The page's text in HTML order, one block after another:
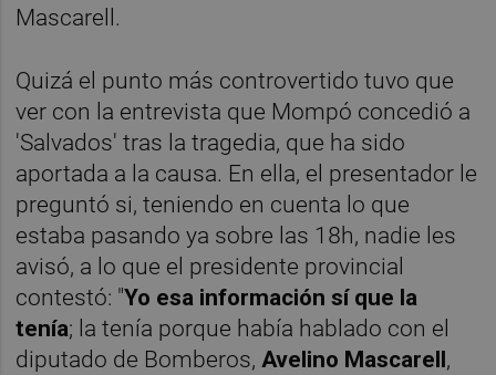
Mascarell.
Quizá el punto más controvertido tuvo que
ver con la entrevista que Mompó concedió a
'Salvados' tras la tragedia, que ha sido
aportada a la causa. En ella, el presentador le
preguntó si, teniendo en cuenta lo que
estaba pasando ya sobre las 18h, nadie les
avisó, a lo que el presidente provincial
contestó: "Yo esa información sí que la
tenía; la tenía porque había hablado con el
diputado de Bomberos,Avelino Mascarell,